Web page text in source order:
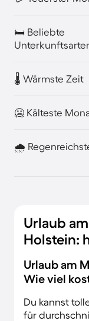
🛏️ Beliebte
🌡️ Wärmste Zeit
🥶 Kälteste
🌧️
Urlaub
Holstein:
Urlaub am
Wie viel
Du kannst
für